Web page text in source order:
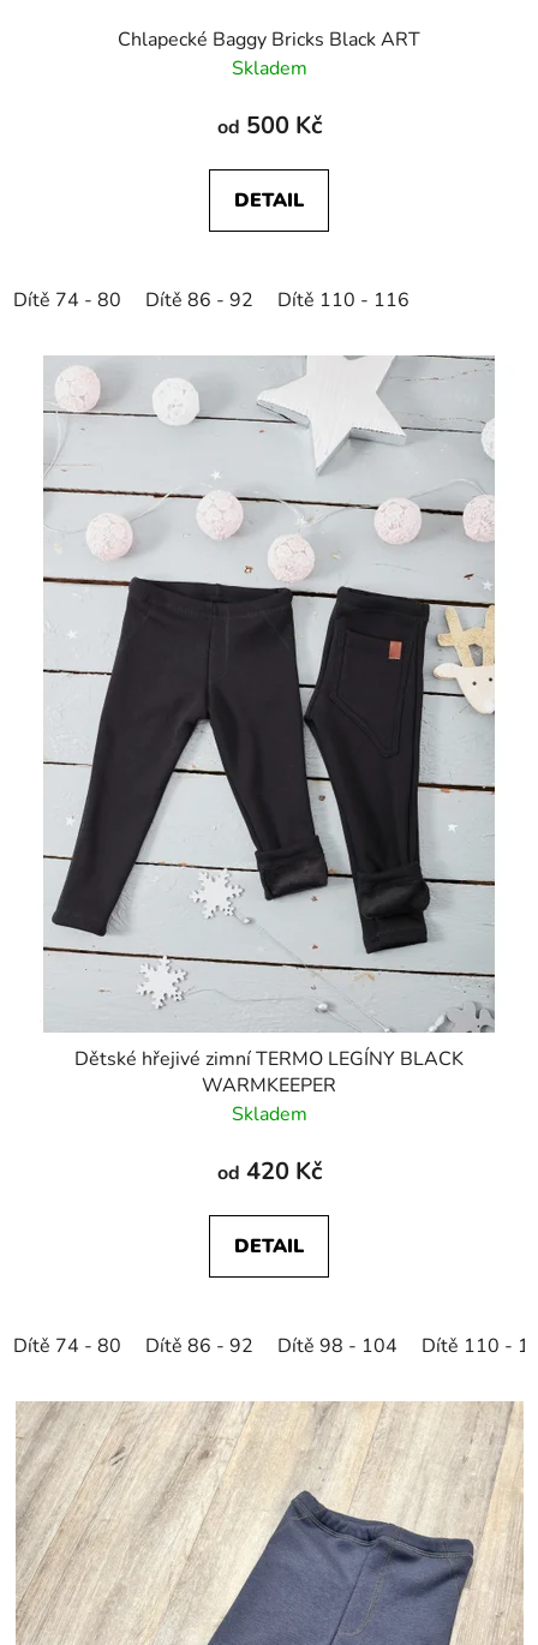
Chlapecké Baggy Bricks Black ART
Skladem
od 500 Kč
DETAIL
Dítě 74 - 80 Dítě 86 - 92 Dítě 110 - 116
Dětské hřejivé zimní TERMO LEGÍNY BLACK
WARMKEEPER
Skladem
od 420 Kč
DETAIL
Dítě 74 - 80 Dítě 86 - 92 Dítě 98 - 104 Dítě 110 -